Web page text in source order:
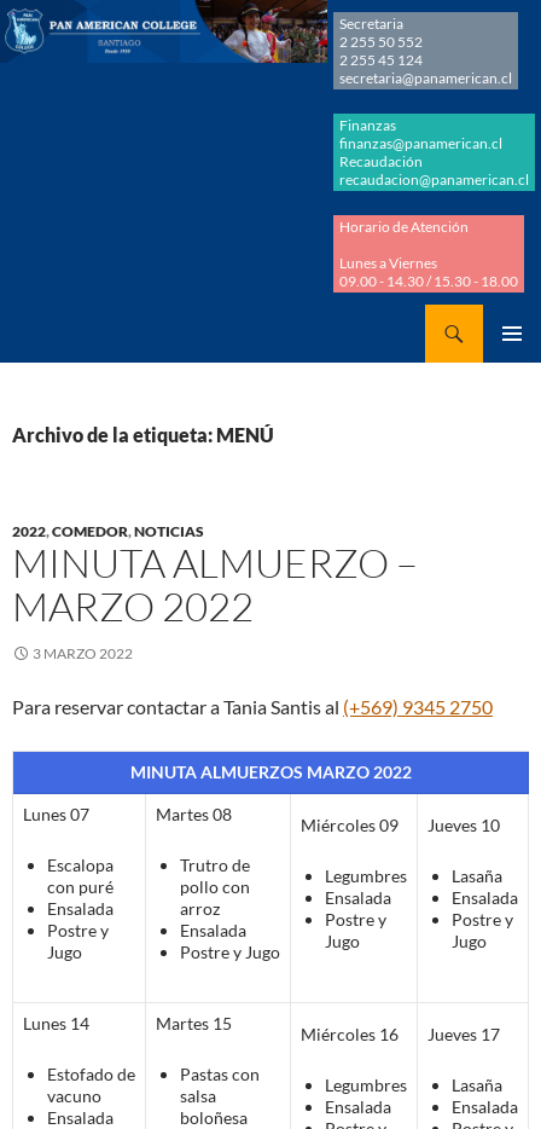
Secretaria
2 255 50 552
2 255 45 124
secretaria@panamerican.cl
Finanzas
finanzas@panamerican.cl
Recaudación
recaudacion@panamerican.cl
Horario de Atención
Lunes a Viernes
09.00 - 14.30 / 15.30 - 18.00
Archivo de la etiqueta: MENÚ
2022,COMEDOR,NOTICIAS
MINUTA ALMUERZO –
MARZO 2022
3 MARZO 2022
Para reservar contactar a Tania Santis al (+569) 9345 2750
MINUTA ALMUERZOS MARZO 2022
Lunes 07
Escalopa
con puré
Ensalada
Postre y
Jugo
Martes 08
Trutro de
pollo con
arroz
Ensalada
Postre y Jugo
Miércoles 09
Legumbres
Ensalada
Postre y
Jugo
Jueves 10
Lasaña
Ensalada
Postre y
Jugo
Lunes 14
Estofado de
vacuno
Ensalada
Martes 15
Pastas con
salsa
boloñesa
Miércoles 16
Legumbres
Ensalada
Jueves 17
Lasaña
Ensalada